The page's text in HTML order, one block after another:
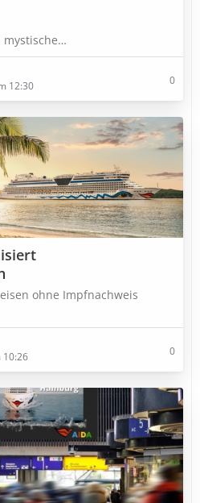
mystische…
12:30
0
ohne Impfnachweis
10:26
0